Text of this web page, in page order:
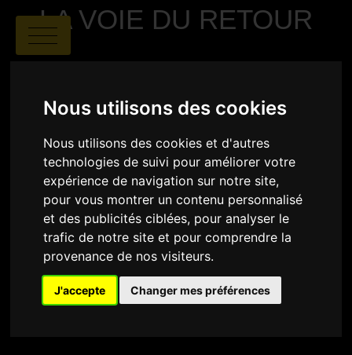
Nous utilisons des cookies
Nous utilisons des cookies et d'autres
technologies de suivi pour améliorer votre
expérience de navigation sur notre site,
pour vous montrer un contenu personnalisé
et des publicités ciblées, pour analyser le
trafic de notre site et pour comprendre la
provenance de nos visiteurs.
J'accepte Changer mes préférences
LA VOIE DU RETOUR
Mohamed Yassine Zairi | 00:15
Tunisie
SYNOPSIS
Lyly, une femme transgenre de 35 ans (préopératoire),
retourne à Tunis et retrouve sa sœur Sarra et leur
père malade. Alors qu'elle explore son passé, elle
cherche désespérément un sentiment d'appartenance